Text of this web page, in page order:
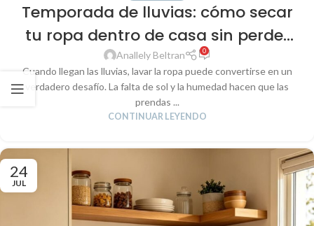
Temporada de lluvias: cómo secar
tu ropa dentro de casa sin perder
espacio ni cuidar menos tus
prendas
Anallely Beltran 0
Cuando llegan las lluvias, lavar la ropa puede convertirse en un
verdadero desafío. La falta de sol y la humedad hacen que las
prendas ...
CONTINUAR LEYENDO
24
JUL